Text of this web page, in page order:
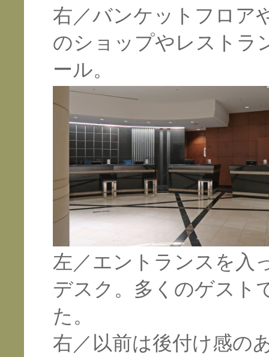
右／バンケットフロア
のショップやレストラ
ール。
左／エントランスを入
デスク。多くのゲスト
た。
右／以前は後付け感の